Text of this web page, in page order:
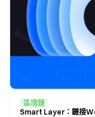
區塊鏈
Smart Layer：鏈接